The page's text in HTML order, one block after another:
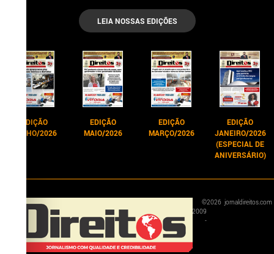
LEIA NOSSAS EDIÇÕES
EDIÇÃO
JUNHO/2026
EDIÇÃO
MAIO/2026
EDIÇÃO
MARÇO/2026
EDIÇÃO
JANEIRO/2026
(ESPECIAL DE
ANIVERSÁRIO)
©
2009
-
2026 jornaldireitos.com